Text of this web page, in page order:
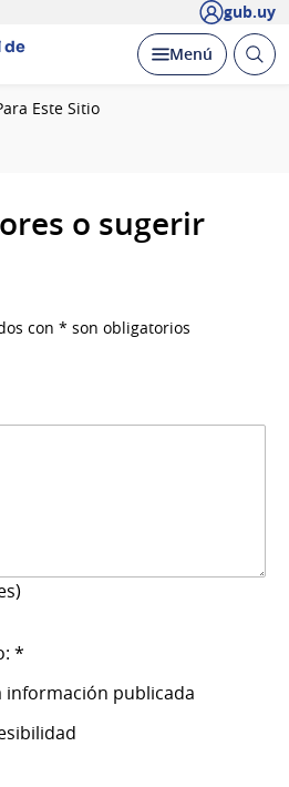
gub.uy
de
Desplegar
Menú Abrir
Este Sitio
o sugerir
con * son obligatorios
*
información publicada